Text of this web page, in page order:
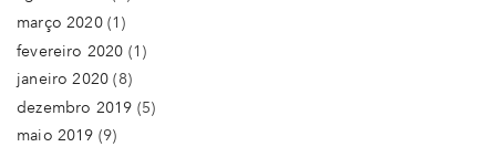
março 2020(1)
fevereiro 2020 (1)
janeiro 2020 (8)
dezembro 2019 (5)
maio 2019 (9)